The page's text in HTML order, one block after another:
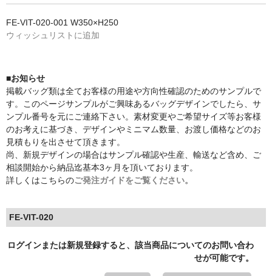
FE-VIT-020-001 W350×H250
ウィッシュリストに追加
■お知らせ
掲載バッグ類は全てお客様の用途や方向性確認のためのサンプルで
す。このページサンプルがご興味あるバッグデザインでしたら、サ
ンプル番号を元にご連絡下さい。素材変更やご希望サイズ等お客様
のお考えに基づき、デザインやミニマム数量、お渡し価格などのお
見積もりを出させて頂きます。
尚、新規デザインの場合はサンプル確認や生産、輸送など含め、ご
相談開始から納品迄基本3ヶ月を頂いております。
詳しくはこちらのご発注ガイドをご覧ください。
FE-VIT-020
ログインまたは新規登録すると、該当商品についてのお問い合わ
せが可能です。